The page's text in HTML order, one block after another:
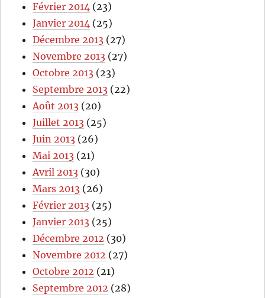
Février 2014 (23)
Janvier 2014 (25)
Décembre 2013 (27)
Novembre 2013 (27)
Octobre 2013 (23)
Septembre 2013 (22)
Août 2013 (20)
Juillet 2013 (25)
Juin 2013 (26)
Mai 2013 (21)
Avril 2013 (30)
Mars 2013 (26)
Février 2013 (25)
Janvier 2013 (25)
Décembre 2012 (30)
Novembre 2012 (27)
Octobre 2012 (21)
Septembre 2012 (28)